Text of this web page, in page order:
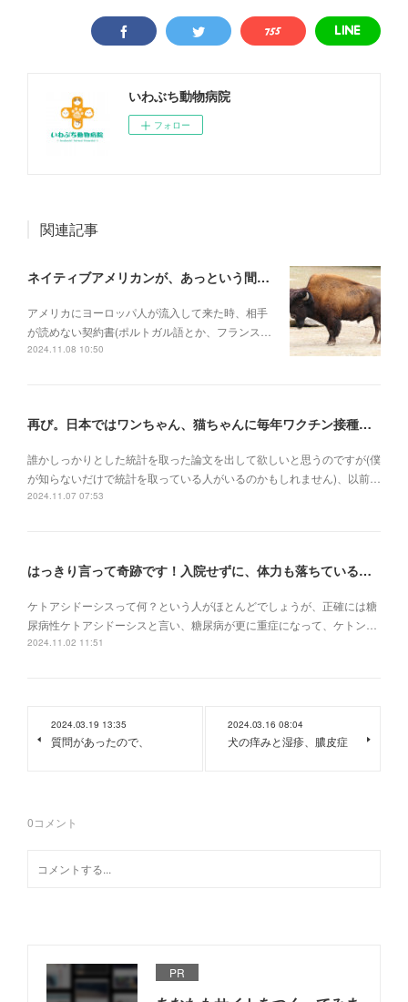
いわぶち動物病院
フォロー
関連記事
ネイティブアメリカンが、あっという間に滅ぼされていった理由
アメリカにヨーロッパ人が流入して来た時、相手
が読めない契約書(ポルトガル語とか、フランス…
2024.11.08 10:50
再び。日本ではワンちゃん、猫ちゃんに毎年ワクチン接種を行うべき理由
誰かしっかりとした統計を取った論文を出して欲しいと思うのですが(僕
が知らないだけで統計を取っている人がいるのかもしれません)、以前…
2024.11.07 07:53
はっきり言って奇跡です！入院せずに、体力も落ちている状況でケトアシドーシスから復活
ケトアシドーシスって何？という人がほとんどでしょうが、正確には糖
尿病性ケトアシドーシスと言い、糖尿病が更に重症になって、ケトン…
2024.11.02 11:51
2024.03.19 13:35
質問があったので、
2024.03.16 08:04
犬の痒みと湿疹、膿皮症
0コメント
PR